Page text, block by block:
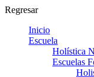
Regresar
Inicio
Escuela
Holística
Escuelas